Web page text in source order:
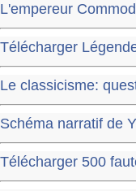
L'empereur
Télécharger
Le classicisme:
Schéma narratif de
Télécharger 500